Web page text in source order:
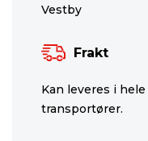
Vestby
Frakt
Kan leveres i
transportører.